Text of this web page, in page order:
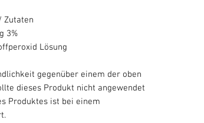
Zutaten
3%
Lösung
gegenüber einem der oben
dieses Produkt nicht angewendet
Produktes ist bei einem